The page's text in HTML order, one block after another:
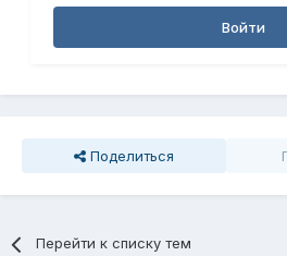
Войти
Поделиться
Перейти к списку тем